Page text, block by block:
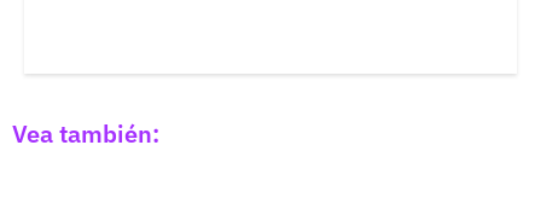
Vea también: